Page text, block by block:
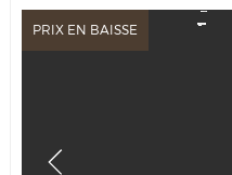
PRIX EN BAISSE